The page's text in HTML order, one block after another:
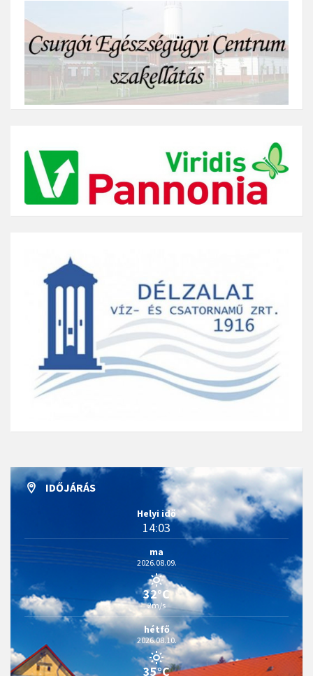
IDŐJÁRÁS
Helyi idő
14:03
ma
2026.08.09.
32°C
2m/s
hétfő
2026.08.10.
35°C